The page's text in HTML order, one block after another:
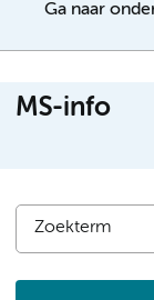
Ga naar
MS-info